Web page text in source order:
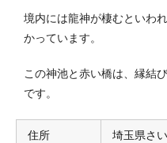
境内には龍神が棲むといわ
かっています。
この神池と赤い橋は、縁結
です。
住所 埼玉県さ